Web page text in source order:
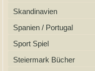
Skandinavien
Spanien / Portugal
Sport Spiel
Steiermark Bücher